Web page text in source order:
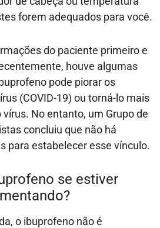
forem adequados para você.
do paciente primeiro e
houve algumas
pode piorar os
(COVID-19) ou torná-lo mais
No entanto, um Grupo de
concluiu que não há
para estabelecer esse vínculo.
se estiver
o ibuprofeno não é